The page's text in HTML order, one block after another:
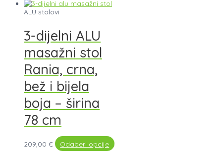
ALU stolovi
3-dijelni ALU
masažni stol
Rania, crna,
bež i bijela
boja – širina
78 cm
209,00 € Odaberi opcije